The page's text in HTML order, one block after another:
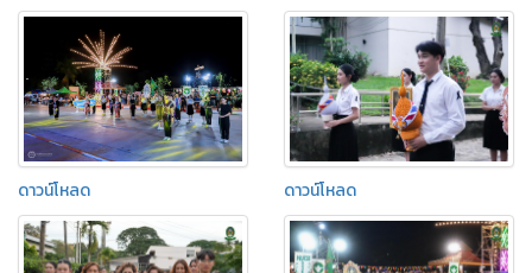
ดาวน์โหลด ดาวน์โหลด